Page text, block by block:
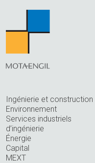
Ingénierie et construction
Environnement
Services industriels
d’ingénierie
Énergie
Capital
MEXT